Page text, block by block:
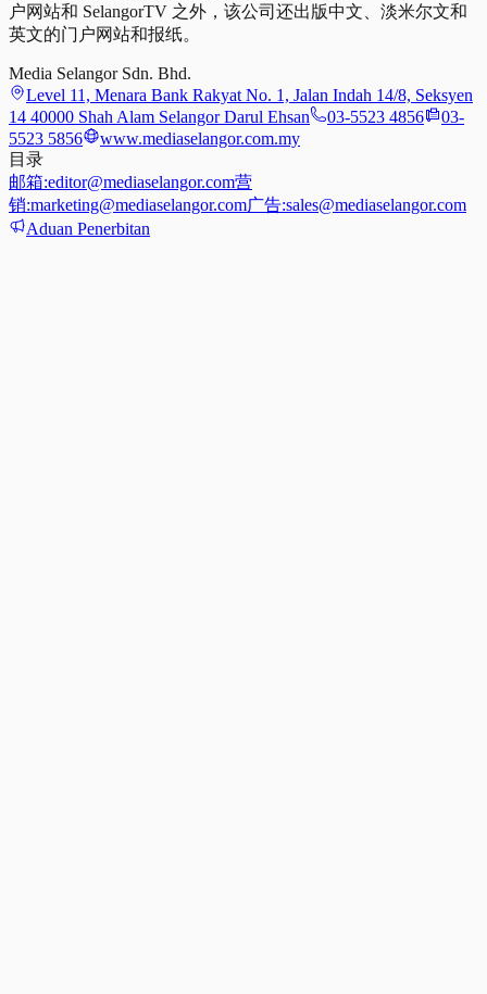
户网站和 SelangorTV 之外，该公司还出版中文、淡米尔文和
英文的门户网站和报纸。
Media Selangor Sdn. Bhd.
Level 11, Menara Bank Rakyat No. 1, Jalan Indah 14/8, Seksyen
14 40000 Shah Alam Selangor Darul Ehsan
03-5523 4856
03-
5523 5856
www.mediaselangor.com.my
目录
邮箱:editor@mediaselangor.com营
销:marketing@mediaselangor.com广告:sales@mediaselangor.com
Aduan Penerbitan